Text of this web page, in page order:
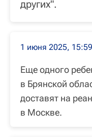
других".
1 июня 2025, 15:59
Еще одного
в Брянской
доставят на
в Москве.